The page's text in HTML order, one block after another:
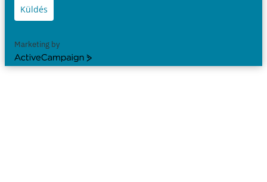
Küldés
Marketing by
ActiveCampaign